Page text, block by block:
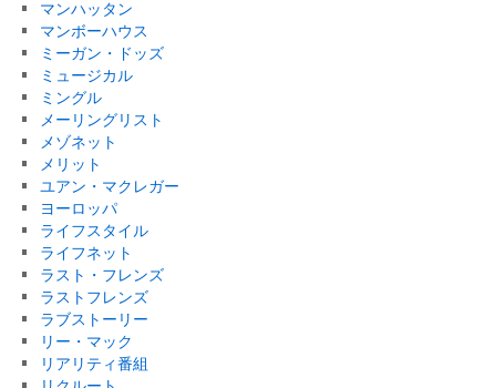
マンハッタン
マンボーハウス
ミーガン・ドッズ
ミュージカル
ミングル
メーリングリスト
メゾネット
メリット
ユアン・マクレガー
ヨーロッパ
ライフスタイル
ライフネット
ラスト・フレンズ
ラストフレンズ
ラブストーリー
リー・マック
リアリティ番組